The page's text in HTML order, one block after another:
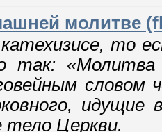
молитве
то
так:
идущие
тело Церкви.